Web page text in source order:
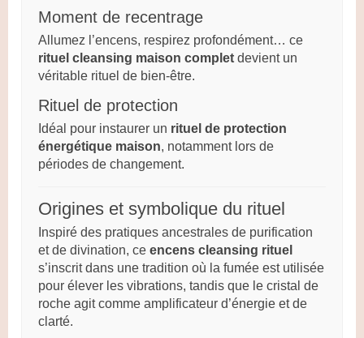
Moment de recentrage
Allumez l’encens, respirez profondément… ce
rituel cleansing maison complet devient un
véritable rituel de bien-être.
Rituel de protection
Idéal pour instaurer un rituel de protection
énergétique maison, notamment lors de
périodes de changement.
Origines et symbolique du rituel
Inspiré des pratiques ancestrales de purification
et de divination, ce encens cleansing rituel
s’inscrit dans une tradition où la fumée est utilisée
pour élever les vibrations, tandis que le cristal de
roche agit comme amplificateur d’énergie et de
clarté.